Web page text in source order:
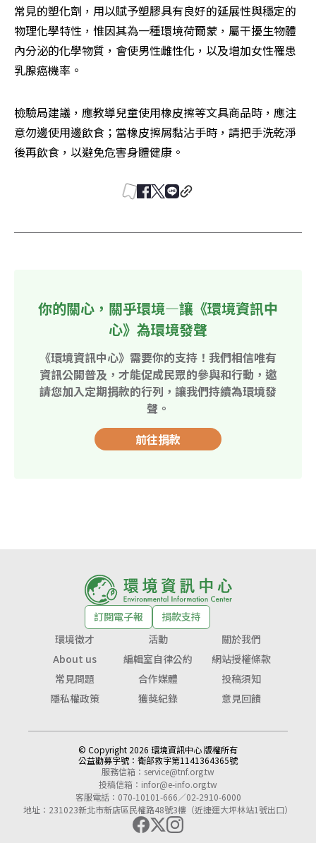
常見的塑化劑，用以賦予塑膠具有良好的延展性與穩定的
物理化學特性，惟因其為一種環境荷爾蒙，屬干擾生物體
內分泌的化學物質，會使男性雌性化，以及增加女性罹患
乳腺癌機率。
檢驗局建議，應教導兒童使用橡皮擦等文具商品時，應注
意勿邊使用邊飲食；當橡皮擦屑黏沾手時，請把手洗乾淨
後再飲食，以避免危害身體健康。
你的關心，關乎環境—讓《環境資訊中
心》為環境發聲
《環境資訊中心》需要你的支持！我們相信唯有
資訊公開普及，才能促成民眾的參與和行動，邀
請您加入定期捐款的行列，讓我們持續為環境發
聲。
前往捐款
訂閱電子報
捐款支持
環境徵才
活動
關於我們
About us
編輯室自律公約
網站授權條款
常見問題
合作媒體
投稿須知
隱私權政策
獲獎紀錄 意見回饋
© Copyright 2026 環境資訊中心 版權所有
公益勸募字號： 衛部救字第1141364365號
服務信箱： service@tnf.org.tw
投稿信箱： infor@e-info.org.tw
客服電話：070-10101-666／02-2910-6000
地址：231023新北市新店區民權路48號3樓（近捷運大坪林站1號出口）